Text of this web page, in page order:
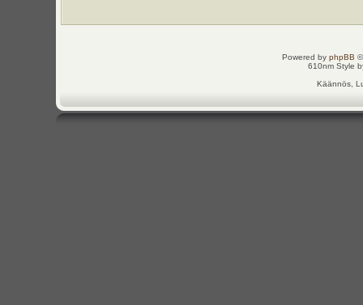
Powered by phpBB
610nm Style
Käännös,